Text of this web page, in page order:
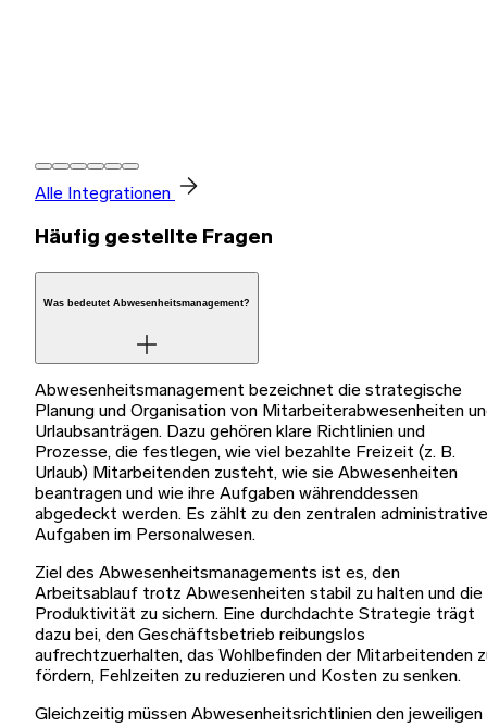
Alle Integrationen
Häufig gestellte Fragen
Was bedeutet Abwesenheitsmanagement?
Abwesenheitsmanagement bezeichnet die strategische
Planung und Organisation von Mitarbeiterabwesenheiten
Urlaubsanträgen. Dazu gehören klare Richtlinien und
Prozesse, die festlegen, wie viel bezahlte Freizeit (z. B.
Urlaub) Mitarbeitenden zusteht, wie sie Abwesenheiten
beantragen und wie ihre Aufgaben währenddessen
abgedeckt werden. Es zählt zu den zentralen
Aufgaben im Personalwesen.
Ziel des Abwesenheitsmanagements ist es, den
Arbeitsablauf trotz Abwesenheiten stabil zu halten und die
Produktivität zu sichern. Eine durchdachte Strategie trägt
dazu bei, den Geschäftsbetrieb reibungslos
aufrechtzuerhalten, das Wohlbefinden der Mitarbeitenden
fördern, Fehlzeiten zu reduzieren und Kosten zu senken.
Gleichzeitig müssen Abwesenheitsrichtlinien den jeweiligen